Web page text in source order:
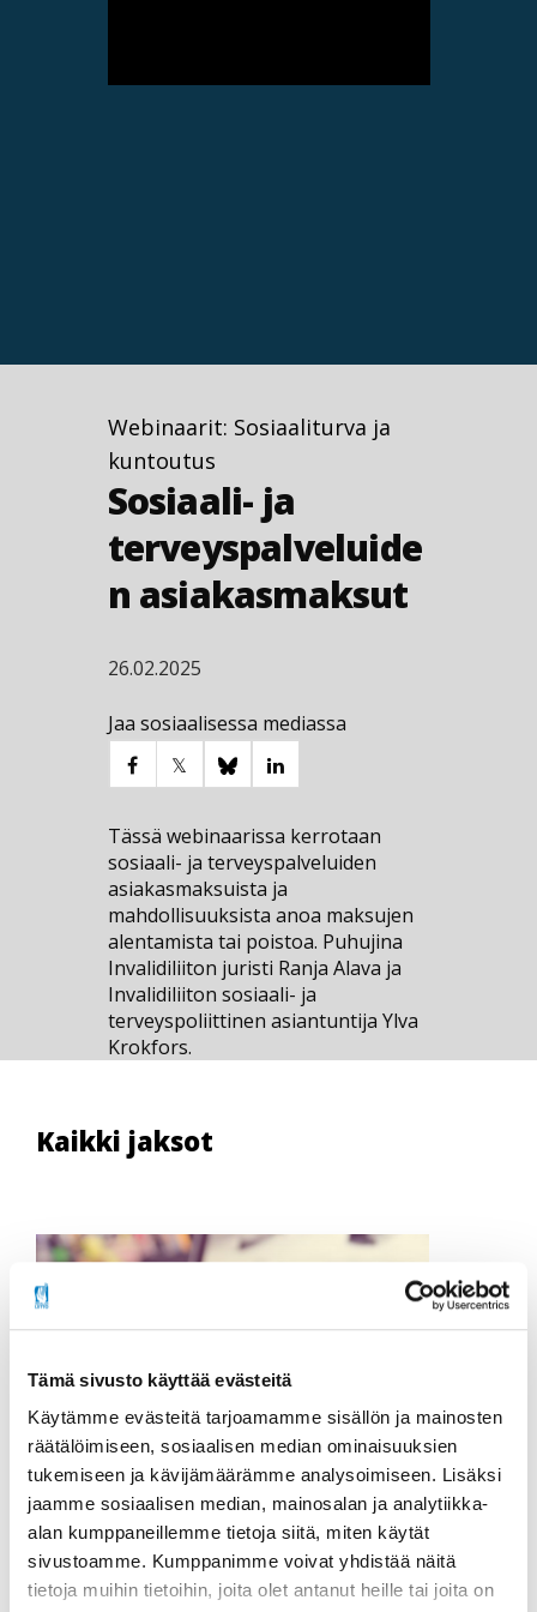
Tämä sivusto käyttää evästeitä
Käytämme evästeitä tarjoamamme sisällön ja mainosten
räätälöimiseen, sosiaalisen median ominaisuuksien
tukemiseen ja kävijämäärämme analysoimiseen. Lisäksi
jaamme sosiaalisen median, mainosalan ja analytiikka-
alan kumppaneillemme tietoja siitä, miten käytät
sivustoamme. Kumppanimme voivat yhdistää näitä
tietoja muihin tietoihin, joita olet antanut heille tai joita on
Webinaarit: Sosiaaliturva ja
kuntoutus
Sosiaali- ja
terveyspalveluide
n asiakasmaksut
26.02.2025
Jaa sosiaalisessa mediassa
Tässä webinaarissa kerrotaan
sosiaali- ja terveyspalveluiden
asiakasmaksuista ja
mahdollisuuksista anoa maksujen
alentamista tai poistoa. Puhujina
Invalidiliiton juristi Ranja Alava ja
Invalidiliiton sosiaali- ja
terveyspoliittinen asiantuntija Ylva
Krokfors.
Kaikki jaksot
26.02.2025
Webinaarit: Sosiaaliturva ja kuntoutus
Sosiaali- ja